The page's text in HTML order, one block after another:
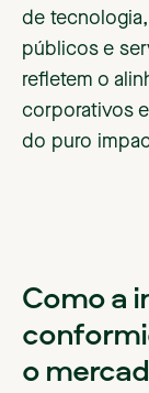
de
públicos e
refletem o
corporativos
do puro
Como a
o